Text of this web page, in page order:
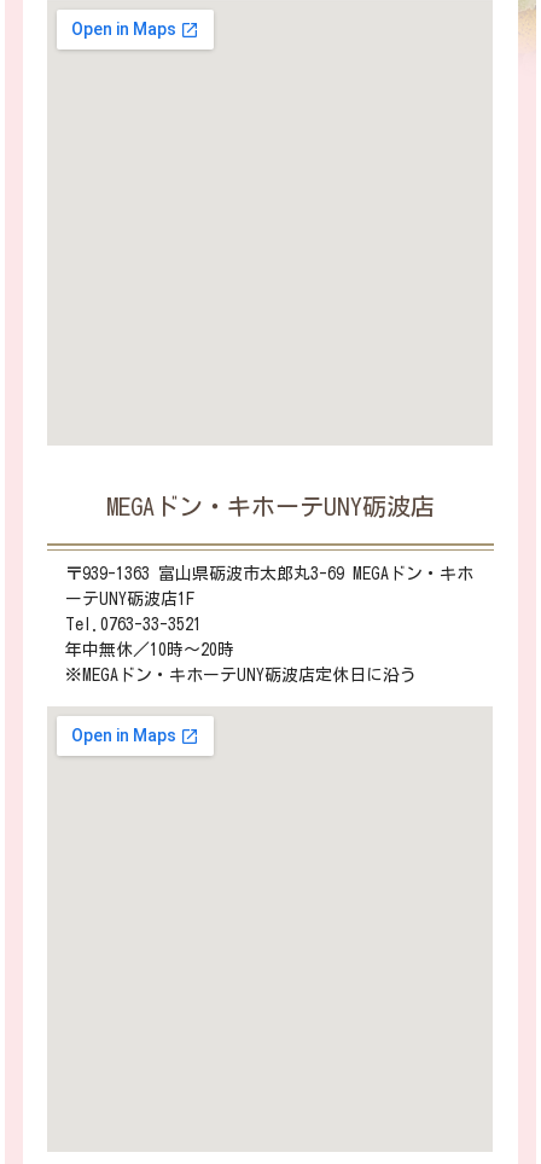
MEGAドン・キホーテUNY砺波店
〒939-1363 富山県砺波市太郎丸3-69 MEGAドン・キホ
ーテUNY砺波店1F
Tel.0763-33-3521
年中無休／10時～20時
※MEGAドン・キホーテUNY砺波店定休日に沿う